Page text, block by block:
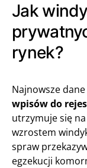
Jak
rynek?
Najnowsze
wpisów do
utrzymuje się
wzrostem
spraw
egzekucji